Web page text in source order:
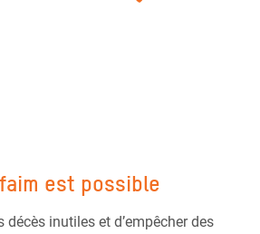
est possible
décès inutiles et d’empêcher des